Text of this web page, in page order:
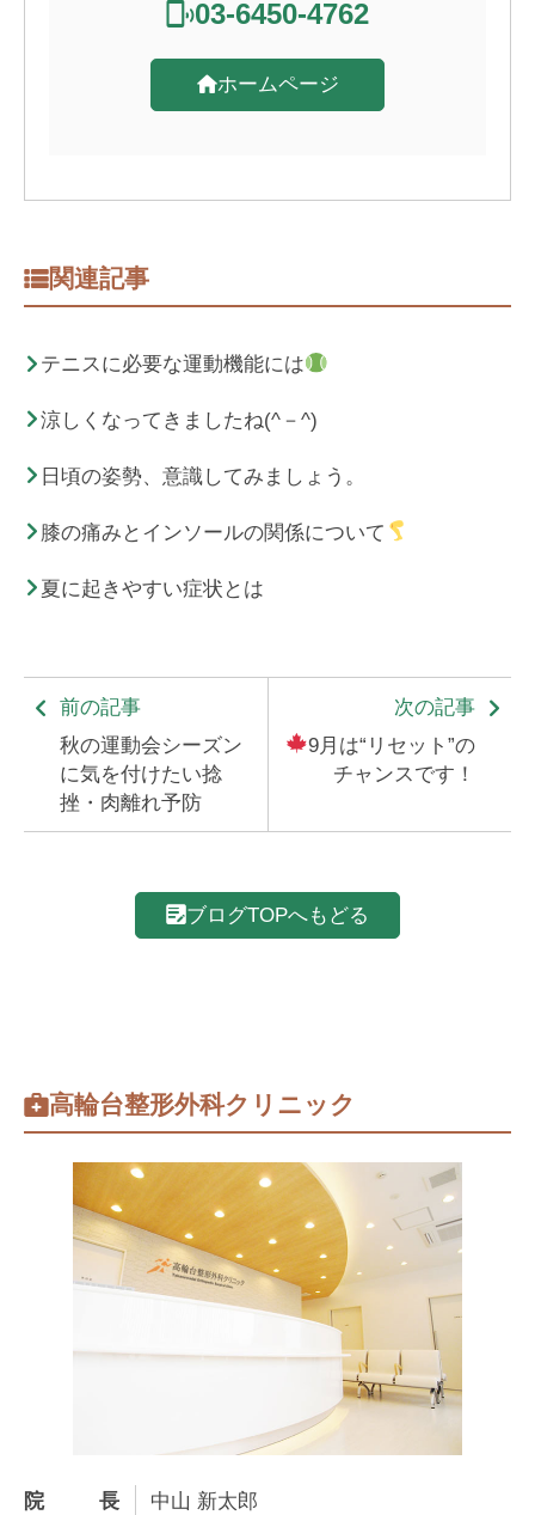
03-6450-4762
ホームページ
関連記事
テニスに必要な運動機能には
涼しくなってきましたね(^－^)
日頃の姿勢、意識してみましょう。
膝の痛みとインソールの関係について
夏に起きやすい症状とは
前の記事
秋の運動会シーズン
に気を付けたい捻
挫・肉離れ予防
次の記事
9月は“リセット”の
チャンスです！
ブログTOPへもどる
高輪台整形外科クリニック
院長
中山 新太郎